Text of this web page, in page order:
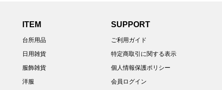
ITEM
台所用品
日用雑貨
服飾雑貨
洋服
SUPPORT
ご利用ガイド
特定商取引に関する表示
個人情報保護ポリシー
会員ログイン